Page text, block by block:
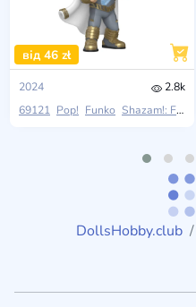
від 46 zł
2024
2.8k
69121 Pop! Funko Shazam!: Fury Of The Gods
DollsHobby.club